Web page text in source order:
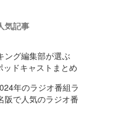
気記事
ング編集部が選ぶ
ドキャストまとめ
年のラジオ番組ラ
阪で人気のラジオ番